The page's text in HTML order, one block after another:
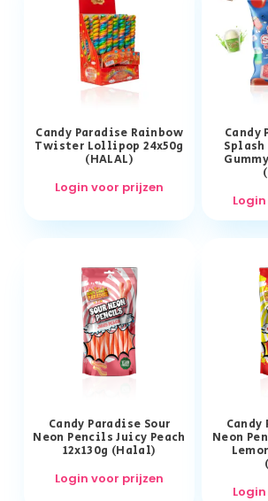
Candy Paradise Rainbow
Twister Lollipop 24x50g
(HALAL)
Login voor prijzen
Candy
Candy Paradise Sour
Neon Pencils Juicy Peach
12x130g (Halal)
Login voor prijzen
Candy
Neon